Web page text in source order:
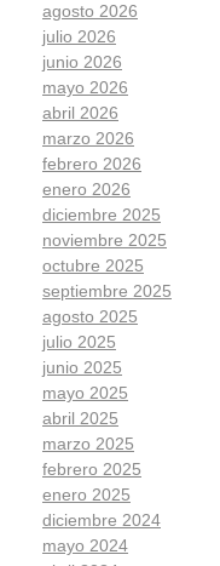
agosto 2026
julio 2026
junio 2026
mayo 2026
abril 2026
marzo 2026
febrero 2026
enero 2026
diciembre 2025
noviembre 2025
octubre 2025
septiembre 2025
agosto 2025
julio 2025
junio 2025
mayo 2025
abril 2025
marzo 2025
febrero 2025
enero 2025
diciembre 2024
mayo 2024